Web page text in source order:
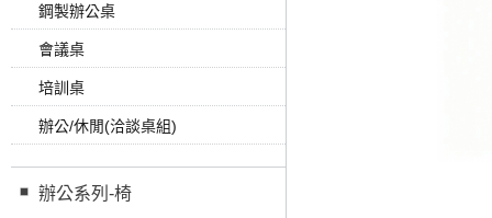
鋼製辦公桌
會議桌
培訓桌
辦公/休閒(洽談桌組)
辦公系列-椅